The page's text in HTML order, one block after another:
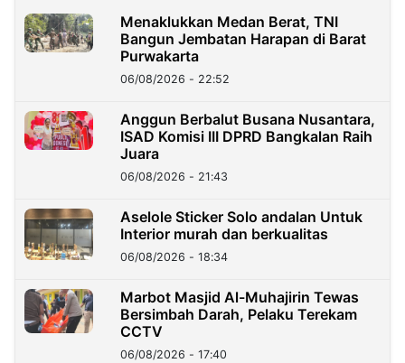
Menaklukkan Medan Berat, TNI
Bangun Jembatan Harapan di Barat
Purwakarta
06/08/2026 - 22:52
Anggun Berbalut Busana Nusantara,
ISAD Komisi III DPRD Bangkalan Raih
Juara
06/08/2026 - 21:43
Aselole Sticker Solo andalan Untuk
Interior murah dan berkualitas
06/08/2026 - 18:34
Marbot Masjid Al-Muhajirin Tewas
Bersimbah Darah, Pelaku Terekam
CCTV
06/08/2026 - 17:40